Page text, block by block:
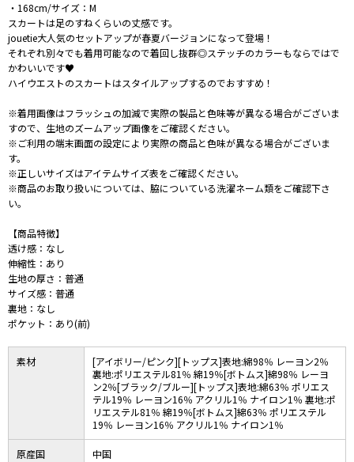
・168cm/サイズ：M
スカートは足のすねくらいの丈感です。
jouetie大人気のセットアップが春夏バージョンになって登場！
それぞれ別々でも着用可能なので着回し抜群◎ステッチのカラーもならではで
かわいいです♥
ハイウエストのスカートはスタイルアップするのでおすすめ！
※着用画像はフラッシュの加減で実際の製品と色味等が異なる場合がございま
すので、生地のズームアップ画像をご確認ください。
※ご利用の端末画面の設定により実際の商品と色味が異なる場合がございま
す。
※正しいサイズはアイテムサイズ表をご確認ください。
※商品のお取り扱いについては、脇についている洗濯ネーム類をご確認下さ
い。
【商品特徴】
透け感：なし
伸縮性：あり
生地の厚さ：普通
サイズ感：普通
裏地：なし
ポケット：あり(前)
素材
[アイボリー/ピンク][トップス]表地:綿98％ レーヨン2％
裏地:ポリエステル81％ 綿19％[ボトムス]綿98％ レーヨ
ン2％[ブラック/ブルー][トップス]表地:綿63％ ポリエス
テル19％ レーヨン16％ アクリル1％ ナイロン1％ 裏地:ポ
リエステル81％ 綿19％[ボトムス]綿63％ ポリエステル
19％ レーヨン16％ アクリル1％ ナイロン1％
原産国 中国